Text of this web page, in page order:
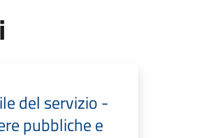
del servizio -
pubbliche e